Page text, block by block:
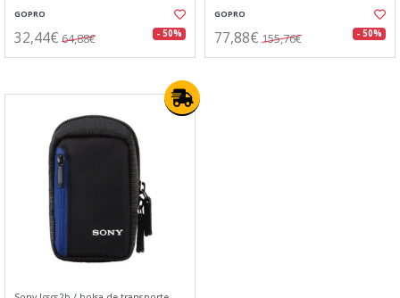
GOPRO
32,44€ 64,88€ - 50%
GOPRO
77,88€ 155,76€ - 50%